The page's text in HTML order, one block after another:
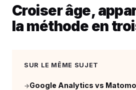
Croiser âge,
la méthode en
SUR LE MÊME SUJET
→Google Analytics vs